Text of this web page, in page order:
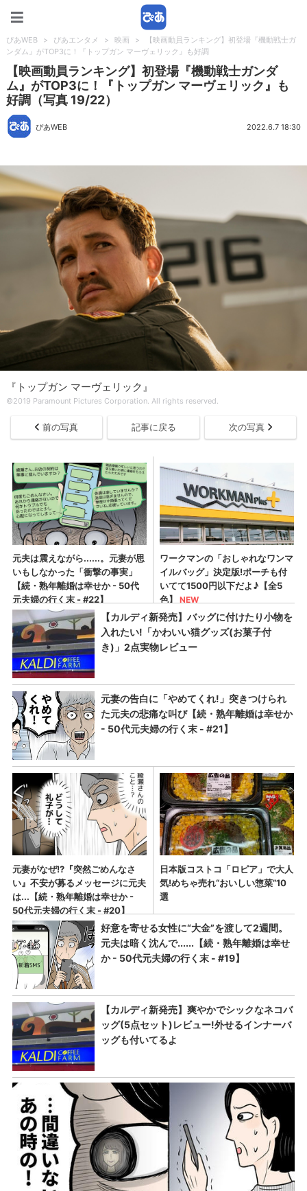
ぴあWEB > ぴあエンタメ > 映画 >
【映画動員ランキング】初登場『機動戦士ガ
ンダム』がTOP3に！『トップガン マーヴェリック』も好調
【映画動員ランキング】初登場『機動戦士ガンダ
ム』がTOP3に！『トップガン マーヴェリック』も
好調（写真 19/22）
ぴあWEB 2022.6.7 18:30
『トップガン マーヴェリック』
©2019 Paramount Pictures Corporation. All rights reserved.
前の写真 記事に戻る 次の写真